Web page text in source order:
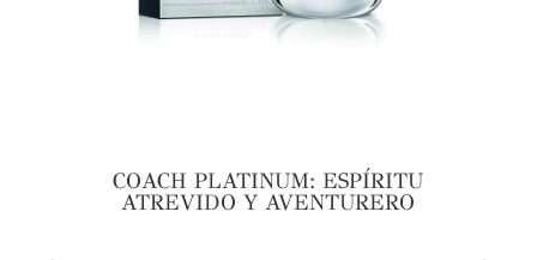
COACH PLATINUM: ESPÍRITU
ATREVIDO Y AVENTURERO